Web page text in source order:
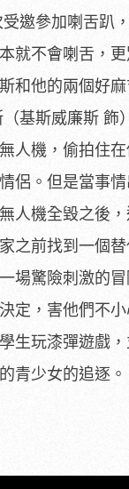
邀參加喇舌趴
就不會喇舌，更
和他的兩個好
基斯威廉斯 飾
人機，偷拍住
侶。但是當事情
人機全毀之後
之前找到一個
場驚險刺激的
定，害他們不小
生玩漆彈遊戲
青少女的追逐。